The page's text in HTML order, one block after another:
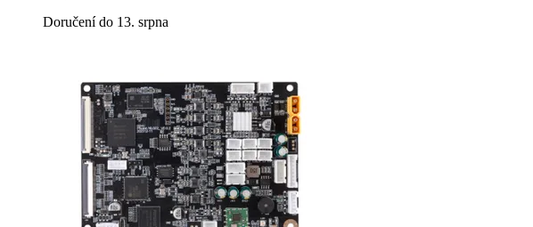
Doručení do 13. srpna